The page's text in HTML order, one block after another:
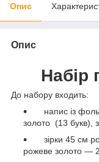
Опис
Опис
Набір
До набору входить:
напис із
золото (13 букв),
зірки 45 см
рожеве золото —